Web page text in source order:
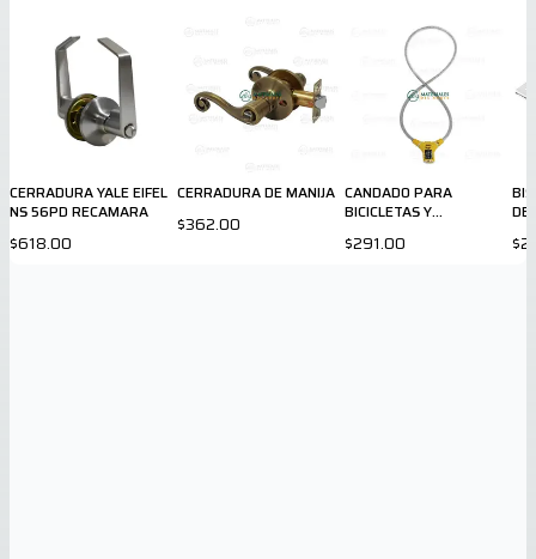
CERRADURA YALE EIFEL
NS 56PD RECAMARA
$618.00
CERRADURA DE MANIJA
$362.00
CANDADO PARA
BICICLETAS Y
$291.00
DE